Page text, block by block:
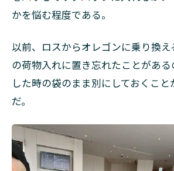
かを悩む程度である。
以前、ロスからオレゴンに乗り換
の荷物入れに置き忘れたことがあ
した時の袋のまま別にしておくこ
だ。